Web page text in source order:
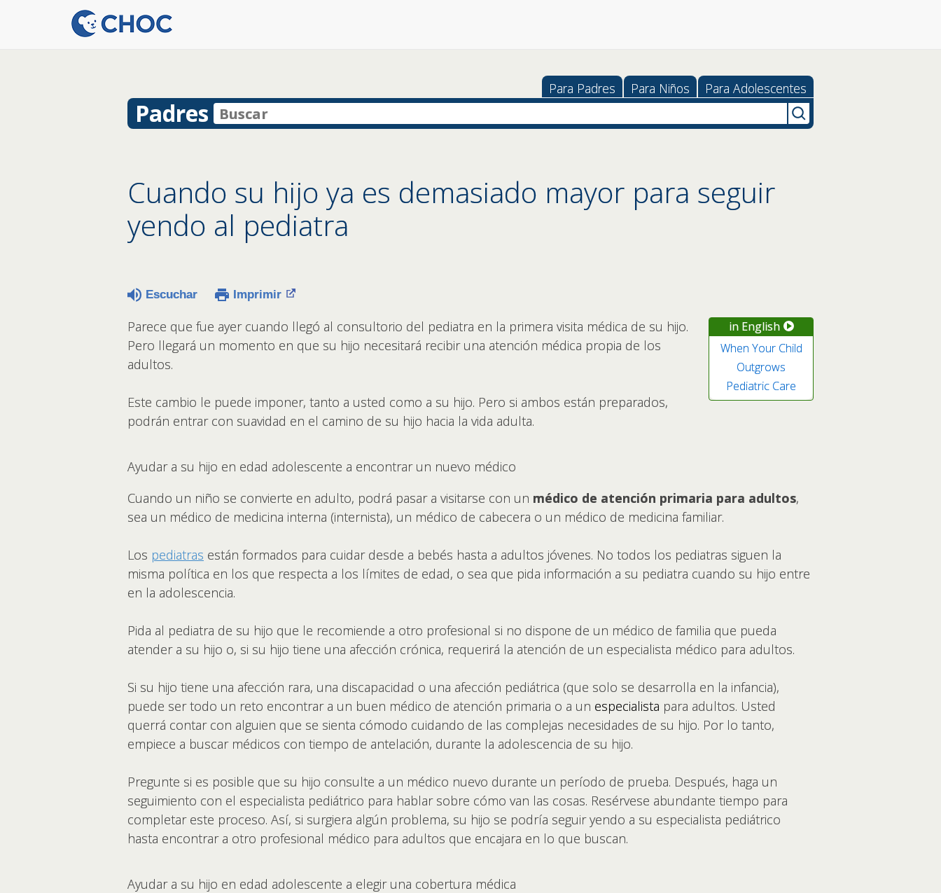
Para Padres Para Niños Para Adolescentes
Padres
Cuando su hijo ya es demasiado mayor para seguir
yendo al pediatra
Escuchar Imprimir
in English
When Your Child
Outgrows
Pediatric Care
Parece que fue ayer cuando llegó al consultorio del pediatra en la primera visita médica de su hijo.
Pero llegará un momento en que su hijo necesitará recibir una atención médica propia de los
adultos.
Este cambio le puede imponer, tanto a usted como a su hijo. Pero si ambos están preparados,
podrán entrar con suavidad en el camino de su hijo hacia la vida adulta.
Ayudar a su hijo en edad adolescente a encontrar un nuevo médico
Cuando un niño se convierte en adulto, podrá pasar a visitarse con un médico de atención primaria para adultos,
sea un médico de medicina interna (internista), un médico de cabecera o un médico de medicina familiar.
Los pediatras están formados para cuidar desde a bebés hasta a adultos jóvenes. No todos los pediatras siguen la
misma política en los que respecta a los límites de edad, o sea que pida información a su pediatra cuando su hijo entre
en la adolescencia.
Pida al pediatra de su hijo que le recomiende a otro profesional si no dispone de un médico de familia que pueda
atender a su hijo o, si su hijo tiene una afección crónica, requerirá la atención de un especialista médico para adultos.
Si su hijo tiene una afección rara, una discapacidad o una afección pediátrica (que solo se desarrolla en la infancia),
puede ser todo un reto encontrar a un buen médico de atención primaria o a un especialista para adultos. Usted
querrá contar con alguien que se sienta cómodo cuidando de las complejas necesidades de su hijo. Por lo tanto,
empiece a buscar médicos con tiempo de antelación, durante la adolescencia de su hijo.
Pregunte si es posible que su hijo consulte a un médico nuevo durante un período de prueba. Después, haga un
seguimiento con el especialista pediátrico para hablar sobre cómo van las cosas. Resérvese abundante tiempo para
completar este proceso. Así, si surgiera algún problema, su hijo se podría seguir yendo a su especialista pediátrico
hasta encontrar a otro profesional médico para adultos que encajara en lo que buscan.
Ayudar a su hijo en edad adolescente a elegir una cobertura médica